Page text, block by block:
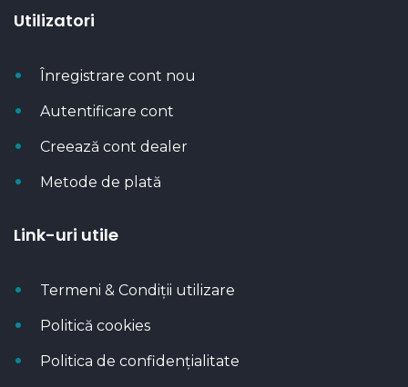
Utilizatori
Înregistrare cont nou
Autentificare cont
Creează cont dealer
Metode de plată
Link-uri utile
Termeni & Condiții utilizare
Politică cookies
Politica de confidențialitate